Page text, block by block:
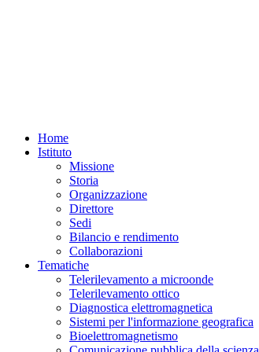
Home
Istituto
Missione
Storia
Organizzazione
Direttore
Sedi
Bilancio e rendimento
Collaborazioni
Tematiche
Telerilevamento a microonde
Telerilevamento ottico
Diagnostica elettromagnetica
Sistemi per l'informazione geografica
Bioelettromagnetismo